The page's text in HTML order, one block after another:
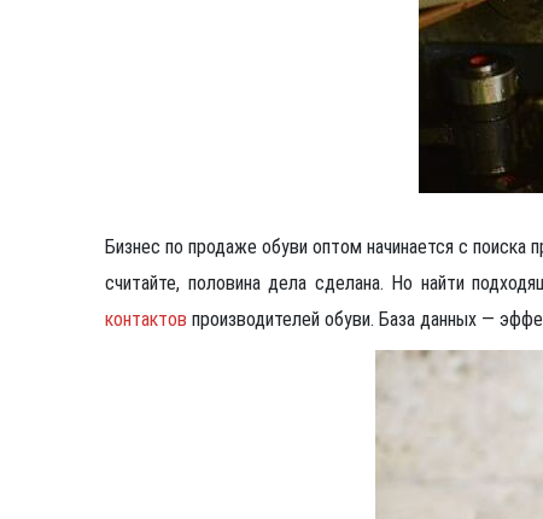
Бизнес по продаже обуви оптом начинается с поиска
считайте, половина дела сделана. Но найти
контактов производителей обуви. База данных —